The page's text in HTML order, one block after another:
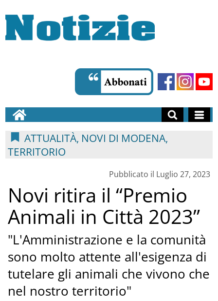
ATTUALITÀ, NOVI DI MODENA,
TERRITORIO
Pubblicato il Luglio 27, 2023
Novi ritira il “Premio
Animali in Città 2023”
"L'Amministrazione e la comunità
sono molto attente all'esigenza di
tutelare gli animali che vivono che
nel nostro territorio"